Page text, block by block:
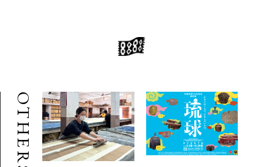
OTHERS